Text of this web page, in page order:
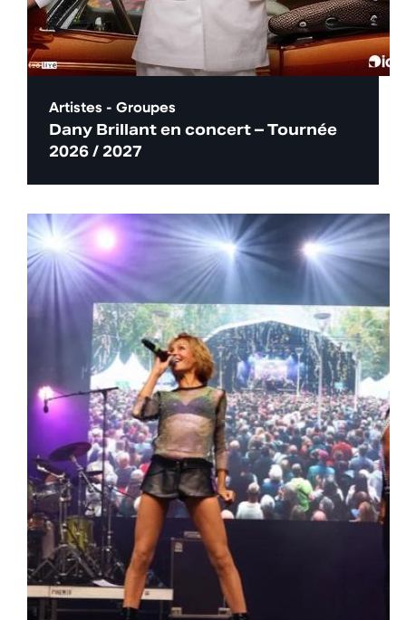
Artistes - Groupes
Dany Brillant en concert – Tournée
2026 / 2027